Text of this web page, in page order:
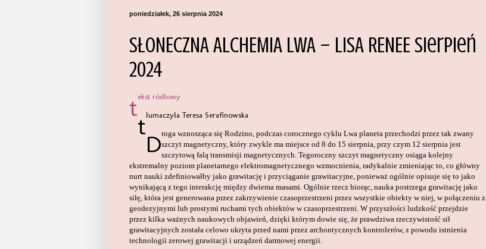
poniedziałek, 26 sierpnia 2024
SŁONECZNA ALCHEMIA LWA – LISA RENEE sierpień
2024
tekst ródłowy
tłumaczyła Teresa Serafinowska
Droga wznosząca się Rodzino, podczas corocznego cyklu Lwa planeta przechodzi przez tak zwanyszczyt magnetyczny, który zwykle ma miejsce od 8 do 15 sierpnia, przy czym 12 sierpnia jest
szczytową falą transmisji magnetycznych. Tegoroczny szczyt magnetyczny osiąga kolejny
ekstremalny poziom planetarnego elektromagnetycznego wzmocnienia, radykalnie zmieniając to, co główny
nurt nauki zdefiniowałby jako grawitację i przyciąganie grawitacyjne, ponieważ ogólnie opisuje się to jako
wynikającą z tego interakcję między dwiema masami. Ogólnie rzecz biorąc, nauka postrzega grawitację jako
siłę, która jest generowana przez zakrzywienie czasoprzestrzeni przez wszystkie obiekty w niej, w połączeniu z
geodezyjnymi lub prostymi ruchami tych obiektów w czasoprzestrzeni. W przyszłości ludzkość przejdzie
przez kilka ważnych naukowych objawień, dzięki którym dowie się, że prawdziwa rzeczywistość sił
grawitacyjnych została celowo ukryta przed nami przez archontycznych kontrolerów, z powodu istnienia
technologii zerowej grawitacji i urządzeń darmowej energii.